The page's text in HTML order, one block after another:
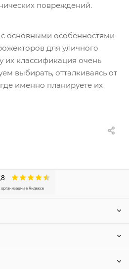
повреждений.
основными особенностями
для уличного
их классификация очень
выбирать, отталкиваясь от
именно планируете их